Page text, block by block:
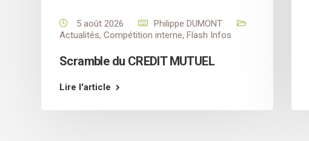
5 août 2026
Philippe DUMONT
Actualités, Compétition interne, Flash Infos
Scramble du CREDIT MUTUEL
Lire l'article